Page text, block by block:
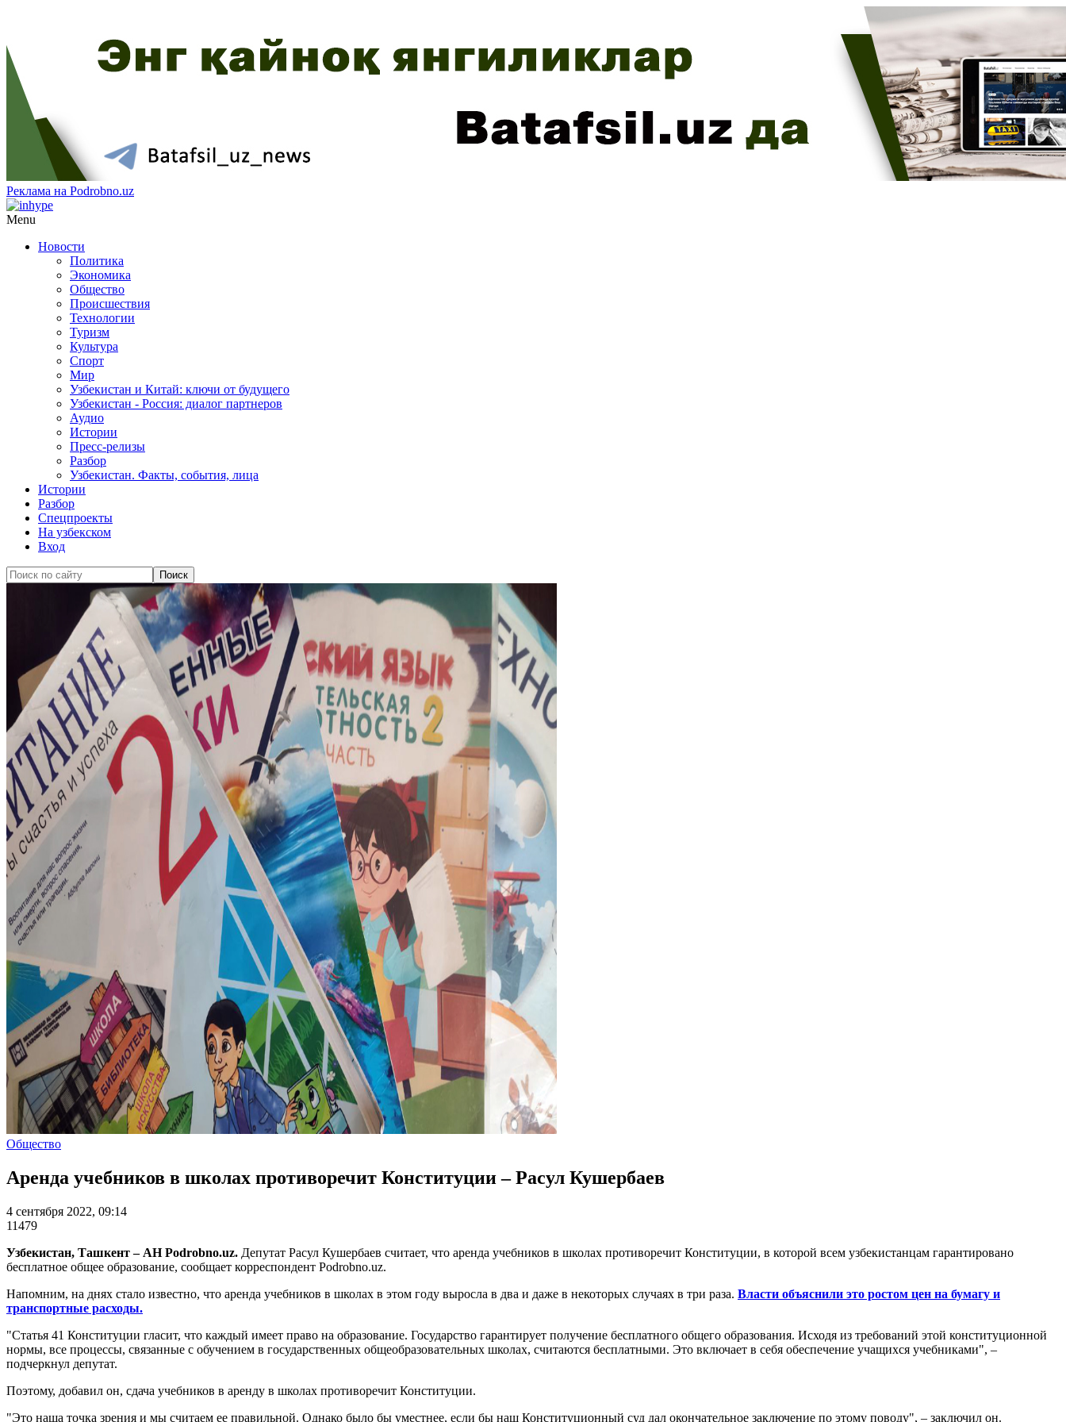
Реклама на Podrobno.uz
Menu
Новости
Политика
Экономика
Общество
Происшествия
Технологии
Туризм
Культура
Спорт
Мир
Узбекистан и Китай: ключи от будущего
Узбекистан - Россия: диалог партнеров
Аудио
Истории
Пресс-релизы
Разбор
Узбекистан. Факты, события, лица
Истории
Разбор
Спецпроекты
На узбекском
Вход
Общество
Аренда учебников в школах противоречит Конституции – Расул Кушербаев
4 сентября 2022, 09:14
11479
Узбекистан, Ташкент – АН Podrobno.uz. Депутат Расул Кушербаев считает, что аренда учебников в школах противоречит Конституции, в которой всем узбекистанцам гарантировано
бесплатное общее образование, сообщает корреспондент Podrobno.uz.
Напомним, на днях стало известно, что аренда учебников в школах в этом году выросла в два и даже в некоторых случаях в три раза. Власти объяснили это ростом цен на бумагу и
транспортные расходы.
"Статья 41 Конституции гласит, что каждый имеет право на образование. Государство гарантирует получение бесплатного общего образования. Исходя из требований этой конституционной
нормы, все процессы, связанные с обучением в государственных общеобразовательных школах, считаются бесплатными. Это включает в себя обеспечение учащихся учебниками", –
подчеркнул депутат.
Поэтому, добавил он, сдача учебников в аренду в школах противоречит Конституции.
"Это наша точка зрения и мы считаем ее правильной. Однако было бы уместнее, если бы наш Конституционный суд дал окончательное заключение по этому поводу", – заключил он.